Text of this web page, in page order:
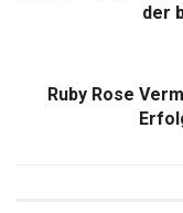
der
Ruby Rose